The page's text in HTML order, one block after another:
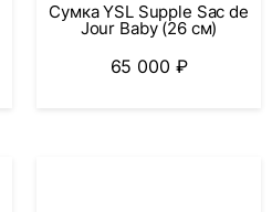
Сумка YSL Supple Sac de
Jour Baby (26 см)
65 000 ₽